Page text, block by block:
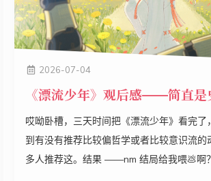
2026-07-04
《漂流少年》观后感——简直是
哎呦卧槽，三天时间把《漂流少年》看完了
到有没有推荐比较偏哲学或者比较意识流的
多人推荐这。结果 ——nm 结局给我喂💩啊